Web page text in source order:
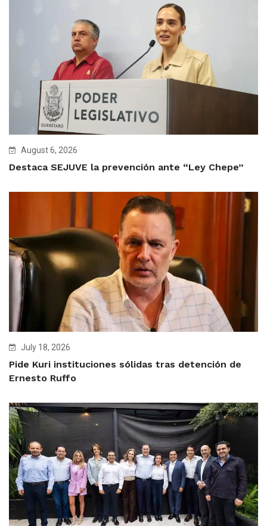
August 6, 2026
Destaca SEJUVE la prevención ante “Ley Chepe”
July 18, 2026
Pide Kuri instituciones sólidas tras detención de
Ernesto Ruffo